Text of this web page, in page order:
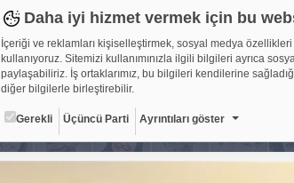
Daha iyi hizmet vermek için bu
İçeriği ve reklamları kişiselleştirmek, sosyal medya
kullanıyoruz. Sitemizi kullanımınızla ilgili bilgileri ayrıca
paylaşabiliriz. İş ortaklarımız, bu bilgileri kendilerine
diğer bilgilerle birleştirebilir.
Gerekli Üçüncü Parti Ayrıntıları göster
Çerez nedir?